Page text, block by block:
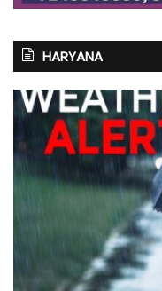
HARYANA